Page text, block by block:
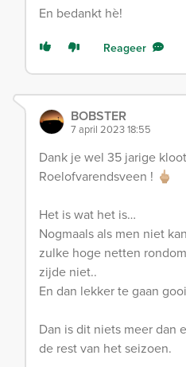
En bedankt hè!
Reageer
BOBSTER
7 april 2023 18:55
Dank je wel 35 jarige
Roelofvarendsveen ! 🖕🏼
Het is wat het is…
Nogmaals als men niet
zulke hoge netten
zijde niet..
En dan lekker te gaan
Dan is dit niets meer dan
de rest van het seizoen.